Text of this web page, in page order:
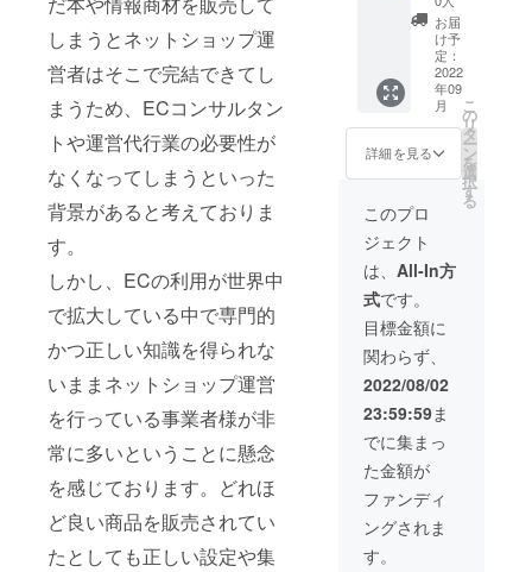
しまうとネットショップ運
営者はそこで完結できてし
まうため、ECコンサルタン
トや運営代行業の必要性が
なくなってしまうといった
背景があると考えておりま
す。
しかし、ECの利用が世界中
で拡大している中で専門的
かつ正しい知識を得られな
いままネットショップ運営
を行っている事業者様が非
常に多いということに懸念
を感じております。どれほ
ど良い商品を販売されてい
たとしても正しい設定や集
メール
による
添付
ファイ
ル 【納
品日】
2022年
8月中に
頂いた
後、
「訴求
内容」
「SEO
対策」
「回遊
性」
「各種
設定」
の観点
から売
上アッ
プに係
る施策
のご提
案や改
善点の
ご提示
をさせ
て頂き
ます
【ご提
供方
法】
メール
ルタン
トが
ネット
ショッ
プ運営
(Yahoo!
ショッ
ピング/
楽天市
場/ama
zon)を
1ヶ月間
集中サ
ポート
致しま
す。※1
回のご
依頼に
つき1店
舗のサ
ポート
となり
ます。
【内
容】
ショッ
プの運
営状況
お届
け予
定：
2022
年09
月
詳細を見る
こ
の
リ
タ
ー
ン
を
選
択
す
る
このプロ
ジェクト
は、 All-In方
式です。
目標金額に
関わらず、
2022/08/02
23:59:59ま
でに集まっ
た金額が
ファンディ
ングされま
す。